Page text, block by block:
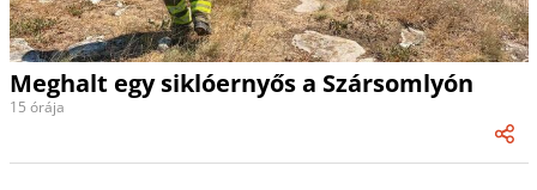
Meghalt egy siklóernyős a Szársomlyón
15 órája